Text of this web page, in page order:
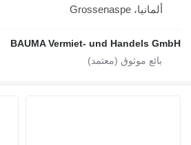
ألمانيا، Grossenaspe
BAUMA Vermiet- und Handels GmbH